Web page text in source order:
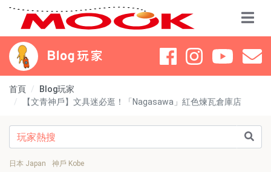
首頁
Blog玩家
【文青神戶】文具迷必逛！「Nagasawa」紅色煉瓦倉庫店
日本 Japan 神戶 Kobe